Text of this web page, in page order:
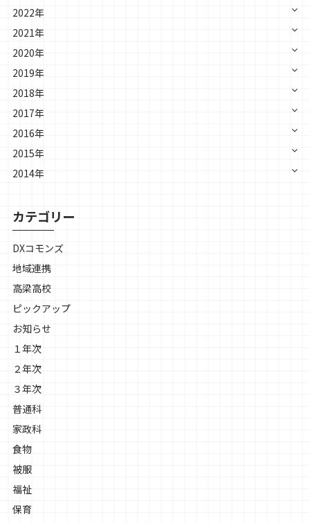
2022年
2021年
2020年
2019年
2018年
2017年
2016年
2015年
2014年
カテゴリー
DXコモンズ
地域連携
高梁高校
ピックアップ
お知らせ
１年次
２年次
３年次
普通科
家政科
食物
被服
福祉
保育